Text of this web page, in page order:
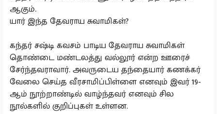
ஆகும்.
யார் இந்த தேவராய சுவாமிகள்?
கந்தர் சஷ்டி கவசம் பாடிய தேவராய சுவாமிகள்
தொண்டை மண்டலத்து வல்லூர் என்ற ஊரைச்
சேர்ந்தவராவார். அவருடைய தந்தையார் கணக்கர்
வேலை செய்த வீரசாமிப்பிள்ளை எனவும் இவர் 19-
ஆம் நூற்றாண்டில் வாழ்ந்தவர் எனவும் சில
நூல்களில் குறிப்புகள் உள்ளன.